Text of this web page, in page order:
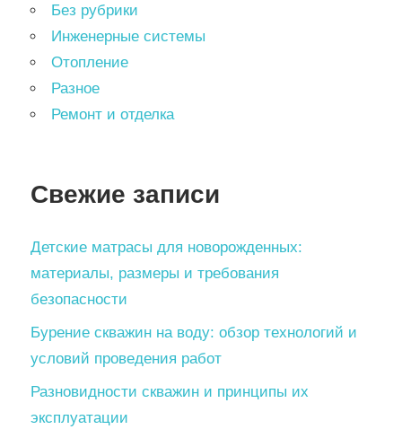
Без рубрики
Инженерные системы
Отопление
Разное
Ремонт и отделка
Свежие записи
Детские матрасы для новорожденных:
материалы, размеры и требования
безопасности
Бурение скважин на воду: обзор технологий и
условий проведения работ
Разновидности скважин и принципы их
эксплуатации